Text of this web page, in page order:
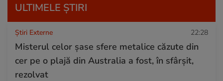
ULTIMELE ȘTIRI
Știri Externe 22:28
Misterul celor șase sfere metalice căzute din
cer pe o plajă din Australia a fost, în sfârșit,
rezolvat